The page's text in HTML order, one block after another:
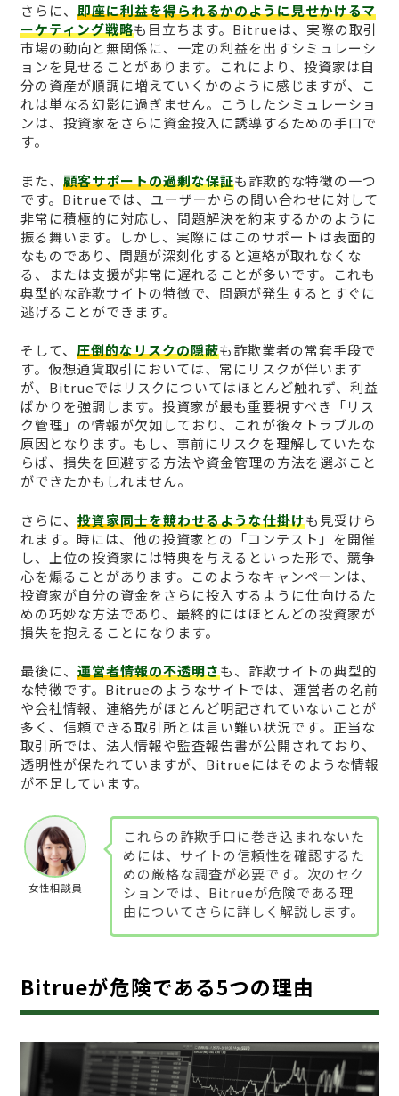
さらに、 即座に利益を得られるかのように見せかけるマ
ーケティング戦略も目立ちます。Bitrueは、実際の取引
市場の動向と無関係に、一定の利益を出すシミュレーシ
ョンを見せることがあります。これにより、投資家は自
分の資産が順調に増えていくかのように感じますが、こ
れは単なる幻影に過ぎません。こうしたシミュレーショ
ンは、投資家をさらに資金投入に誘導するための手口で
す。
また、 顧客サポートの過剰な保証も詐欺的な特徴の一つ
です。Bitrueでは、ユーザーからの問い合わせに対して
非常に積極的に対応し、問題解決を約束するかのように
振る舞います。しかし、実際にはこのサポートは表面的
なものであり、問題が深刻化すると連絡が取れなくな
る、または支援が非常に遅れることが多いです。これも
典型的な詐欺サイトの特徴で、問題が発生するとすぐに
逃げることができます。
そして、 圧倒的なリスクの隠蔽も詐欺業者の常套手段で
す。仮想通貨取引においては、常にリスクが伴います
が、Bitrueではリスクについてはほとんど触れず、利益
ばかりを強調します。投資家が最も重要視すべき「リス
ク管理」の情報が欠如しており、これが後々トラブルの
原因となります。もし、事前にリスクを理解していたな
らば、損失を回避する方法や資金管理の方法を選ぶこと
ができたかもしれません。
さらに、 投資家同士を競わせるような仕掛けも見受けら
れます。時には、他の投資家との「コンテスト」を開催
し、上位の投資家には特典を与えるといった形で、競争
心を煽ることがあります。このようなキャンペーンは、
投資家が自分の資金をさらに投入するように仕向けるた
めの巧妙な方法であり、最終的にはほとんどの投資家が
損失を抱えることになります。
最後に、 運営者情報の不透明さも、詐欺サイトの典型的
な特徴です。Bitrueのようなサイトでは、運営者の名前
や会社情報、連絡先がほとんど明記されていないことが
多く、信頼できる取引所とは言い難い状況です。正当な
取引所では、法人情報や監査報告書が公開されており、
透明性が保たれていますが、Bitrueにはそのような情報
が不足しています。
女性相談員
これらの詐欺手口に巻き込まれないた
めには、サイトの信頼性を確認するた
めの厳格な調査が必要です。次のセク
ションでは、Bitrueが危険である理
由についてさらに詳しく解説します。
Bitrueが危険である5つの理由